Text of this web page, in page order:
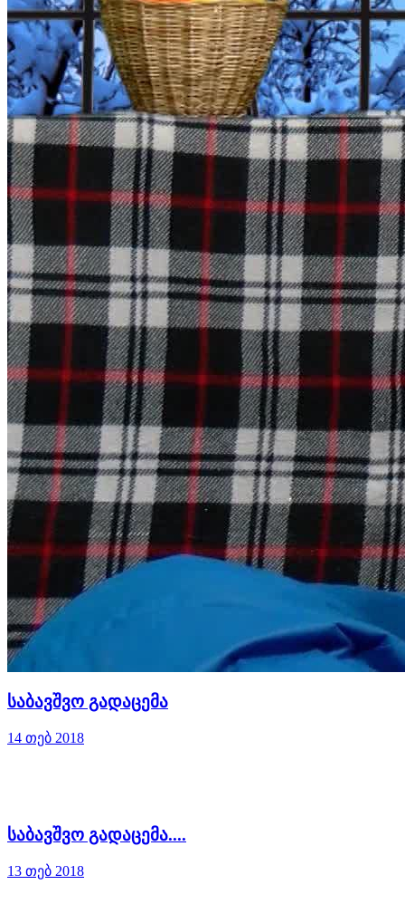
საბავშვო გადაცემა
14 თებ 2018
საბავშვო გადაცემა....
13 თებ 2018